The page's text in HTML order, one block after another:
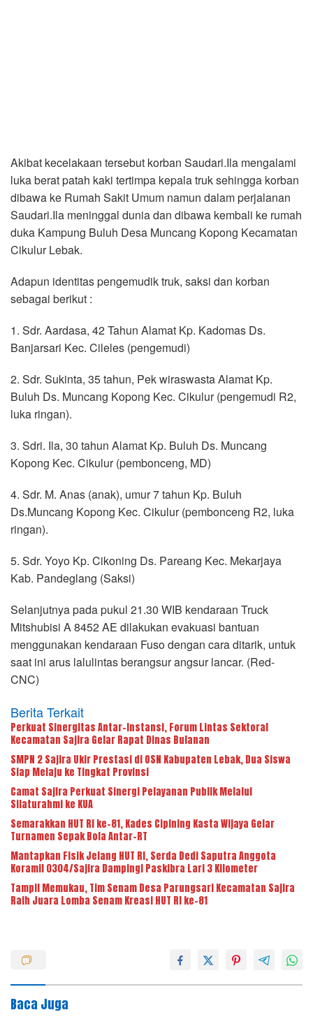
Akibat kecelakaan tersebut korban Saudari.Ila mengalami
luka berat patah kaki tertimpa kepala truk sehingga korban
dibawa ke Rumah Sakit Umum namun dalam perjalanan
Saudari.Ila meninggal dunia dan dibawa kembali ke rumah
duka Kampung Buluh Desa Muncang Kopong Kecamatan
Cikulur Lebak.
Adapun identitas pengemudik truk, saksi dan korban
sebagai berikut :
1. Sdr. Aardasa, 42 Tahun Alamat Kp. Kadomas Ds.
Banjarsari Kec. Cileles (pengemudi)
2. Sdr. Sukinta, 35 tahun, Pek wiraswasta Alamat Kp.
Buluh Ds. Muncang Kopong Kec. Cikulur (pengemudi R2,
luka ringan).
3. Sdri. Ila, 30 tahun Alamat Kp. Buluh Ds. Muncang
Kopong Kec. Cikulur (pembonceng, MD)
4. Sdr. M. Anas (anak), umur 7 tahun Kp. Buluh
Ds.Muncang Kopong Kec. Cikulur (pembonceng R2, luka
ringan).
5. Sdr. Yoyo Kp. Cikoning Ds. Pareang Kec. Mekarjaya
Kab. Pandeglang (Saksi)
Selanjutnya pada pukul 21.30 WIB kendaraan Truck
Mitshubisi A 8452 AE dilakukan evakuasi bantuan
menggunakan kendaraan Fuso dengan cara ditarik, untuk
saat ini arus lalulintas berangsur angsur lancar. (Red-
CNC)
Berita Terkait
Perkuat Sinergitas Antar-Instansi, Forum Lintas Sektoral
Kecamatan Sajira Gelar Rapat Dinas Bulanan
SMPN 2 Sajira Ukir Prestasi di OSN Kabupaten Lebak, Dua Siswa
Siap Melaju ke Tingkat Provinsi
Camat Sajira Perkuat Sinergi Pelayanan Publik Melalui
Silaturahmi ke KUA
Semarakkan HUT RI ke-81, Kades Cipining Kasta Wijaya Gelar
Turnamen Sepak Bola Antar-RT
Mantapkan Fisik Jelang HUT RI, Serda Dedi Saputra Anggota
Koramil 0304/Sajira Dampingi Paskibra Lari 3 Kilometer
Tampil Memukau, Tim Senam Desa Parungsari Kecamatan Sajira
Raih Juara Lomba Senam Kreasi HUT RI ke-81
Baca Juga